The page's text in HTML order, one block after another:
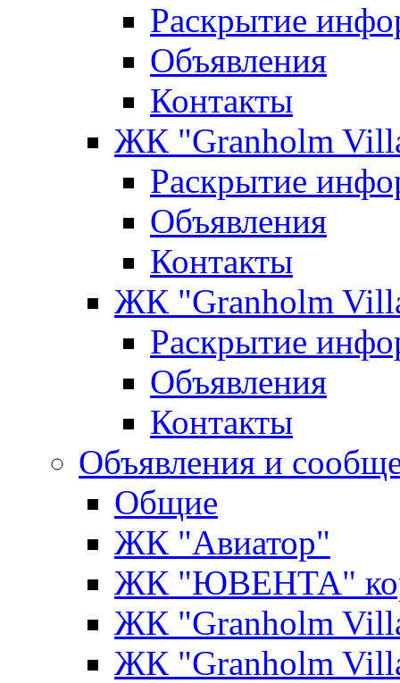
Раскрытие
Объявления
Контакты
ЖК "Granholm
Раскрытие
Объявления
Контакты
ЖК "Granholm
Раскрытие
Объявления
Контакты
Объявления и
Общие
ЖК "Авиатор"
ЖК "ЮВЕНТА"
ЖК "Granholm
ЖК "Granholm